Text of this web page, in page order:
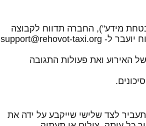
מידע"), החברה תדווח לקבוצה
support@rehovot-taxi.org
האירוע ואת פעולות התגובה
לצד שלישי שייקבע על ידה את